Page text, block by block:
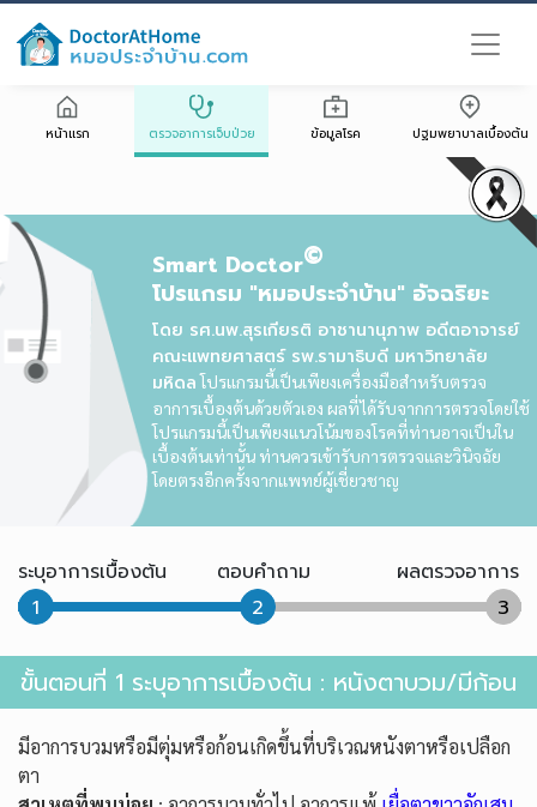
หน้าแรก ตรวจอาการเจ็บป่วย ข้อมูลโรค ปฐมพยาบาลเบื้องต้น
Smart Doctor©
โปรแกรม "หมอประจำบ้าน" อัจฉริยะ
โดย รศ.นพ.สุรเกียรติ อาชานานุภาพ อดีตอาจารย์
คณะแพทยศาสตร์ รพ.รามาธิบดี มหาวิทยาลัย
มหิดลโปรแกรมนี้เป็นเพียงเครื่องมือสำหรับตรวจ
อาการเบื้องต้นด้วยตัวเอง ผลที่ได้รับจากการตรวจโดยใช้
โปรแกรมนี้เป็นเพียงแนวโน้มของโรคที่ท่านอาจเป็นใน
เบื้องต้นเท่านั้น ท่านควรเข้ารับการตรวจและวินิจฉัย
โดยตรงอีกครั้งจากแพทย์ผู้เชี่ยวชาญ
ระบุอาการเบื้องต้น ตอบคำถาม
ผลตรวจอาการ
1
2 3
ขั้นตอนที่ 1 ระบุอาการเบื้องต้น : หนังตาบวม/มีก้อน
มีอาการบวมหรือมีตุ่มหรือก้อนเกิดขึ้นที่บริเวณหนังตาหรือเปลือก
ตา